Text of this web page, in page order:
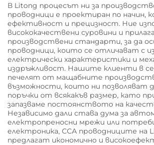
В Litong процесът ни за
проводници е проектиран по начин,
ефективност и прецизност. Ние
висококачествени суровини и
производствени стандарти, за да
проводници, които се отличават с
електрически характеристики и
издръжливост. Нашите клиенти в
печелят от мащабните
възможности, които ни позволяват
поръчки от всякакъв размер, като
запазваме постоянството на
Независимо дали става дума за
електропреносни мрежи или
електроника, ССА проводниците на
предлагат икономично и